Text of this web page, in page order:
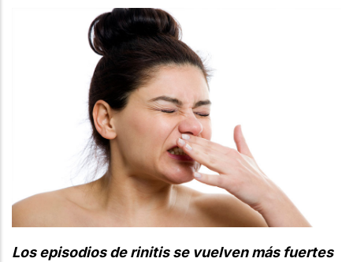
Los episodios de rinitis se vuelven más fuertes